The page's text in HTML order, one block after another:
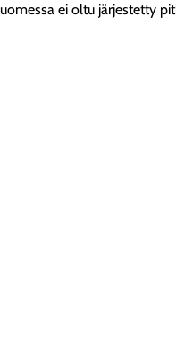
ei oltu järjestetty